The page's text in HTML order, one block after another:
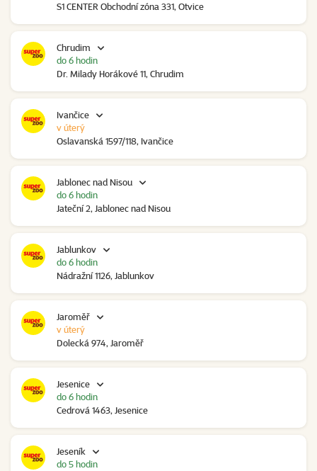
S1 CENTER Obchodní zóna 331, Otvice
Chrudim
Dr. Milady Horákové 11, Chrudim
do 6 hodin
Ivančice
Oslavanská 1597/118, Ivančice
v úterý
Jablonec nad Nisou
Jateční 2, Jablonec nad Nisou
do 6 hodin
Jablunkov
Nádražní 1126, Jablunkov
do 6 hodin
Jaroměř
Dolecká 974, Jaroměř
v úterý
Jesenice
Cedrová 1463, Jesenice
do 6 hodin
Jeseník
do 5 hodin